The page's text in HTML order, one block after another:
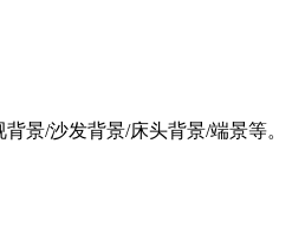
景/沙发背景/床头背景/端景等。